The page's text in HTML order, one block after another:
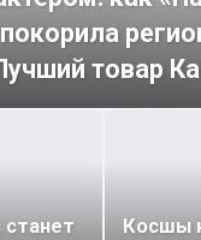
товар
станет
Косшы